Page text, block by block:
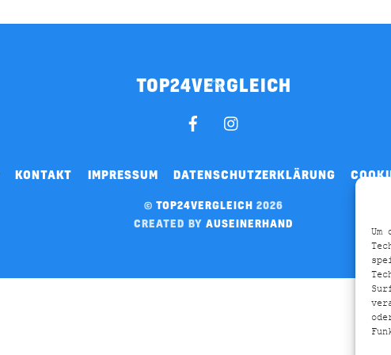
BACK
TOP
TOP24VERGLEICH
FACEBOOK
KONTAKT IMPRESSUM DATENSCHUTZERKLÄRUNG
© TOP24VERGLEICH 2026
CREATED BY AUSEINERHAND